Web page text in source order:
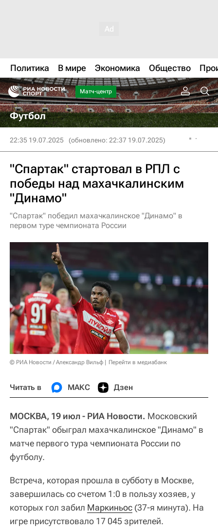
Политика В мире Экономика Общество
Матч-центр
Футбол
22:35 19.07.2025 (обновлено: 22:37 19.07.2025)
"Спартак" стартовал в РПЛ с
победы над махачкалинским
"Динамо"
"Спартак" победил махачкалинское "Динамо" в
первом туре чемпионата России
© РИА Новости / Александр Вильф Перейти в медиабанк
Читать в МАКС Дзен
МОСКВА, 19 июл - РИА Новости. Московский
"Спартак" обыграл махачкалинское "Динамо" в
матче первого тура чемпионата России по
футболу.
Встреча, которая прошла в субботу в Москве,
завершилась со счетом 1:0 в пользу хозяев, у
которых гол забил Маркиньос (37-я минута). На
игре присутствовало 17 045 зрителей.